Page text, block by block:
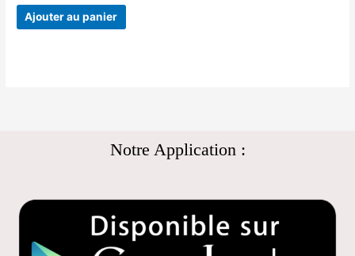
Ajouter au panier
Notre Application :